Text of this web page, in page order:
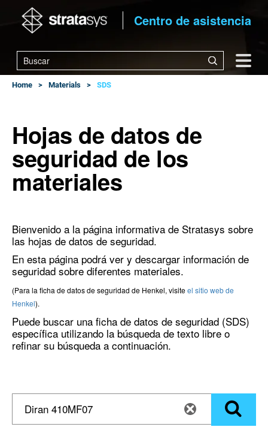
Centro de asistencia
Home Materials SDS
Hojas de datos de
seguridad de los
materiales
Bienvenido a la página informativa de Stratasys sobre
las hojas de datos de seguridad.
En esta página podrá ver y descargar información de
seguridad sobre diferentes materiales.
(Para la ficha de datos de seguridad de Henkel, visiteel sitio web de
Henkel).
Puede buscar una ficha de datos de seguridad (SDS)
específica utilizando la búsqueda de texto libre o
refinar su búsqueda a continuación.